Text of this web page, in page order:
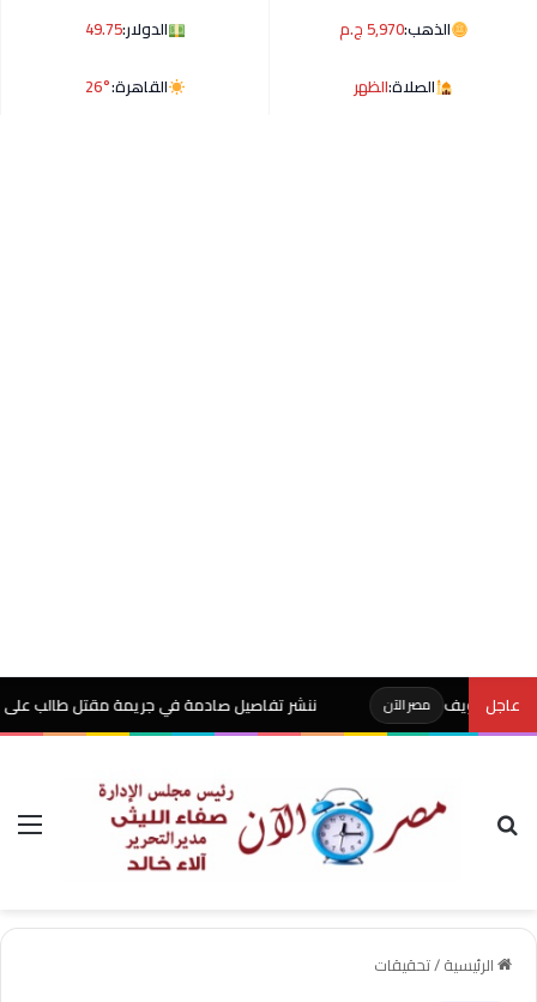
الذهب:5,970 ج.م الدولار:49.75
الصلاة:الظهر القاهرة:26°
عاجل مصر الآن ننشر تفاصيل صادمة في جريمة مقتل طالب على يد
بحث عن
الرئيسية/تحقيقات